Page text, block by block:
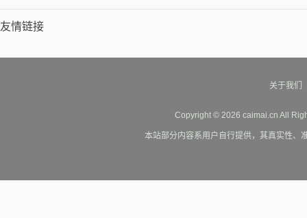
友情链接
关于我们
Copyright © 2026 caimai.cn All
本站部分内容系用户自行提供，其真实性、